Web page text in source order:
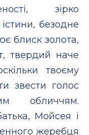
зірко
безодне
блиск золота,
твердий наче
твоєму
звести голос
обличчям.
Мойсея і
жеребця